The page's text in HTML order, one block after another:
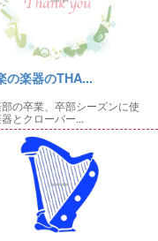
の楽器のTHA...
の卒業、卒部シーズンに使
とクローバー...